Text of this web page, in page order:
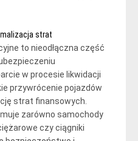
strat
to nieodłączna część
w procesie likwidacji
przywrócenie pojazdów
strat finansowych.
zarówno samochody
czy ciągniki